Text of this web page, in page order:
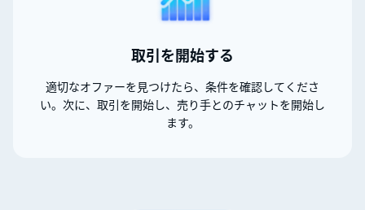
取引を開始する
適切なオファーを見つけたら、条件を確認してくださ
い。次に、取引を開始し、売り手とのチャットを開始し
ます。